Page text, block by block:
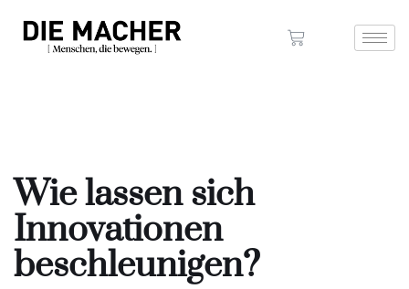
Wie lassen sich
Innovationen
beschleunigen?